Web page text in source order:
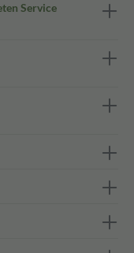
Service